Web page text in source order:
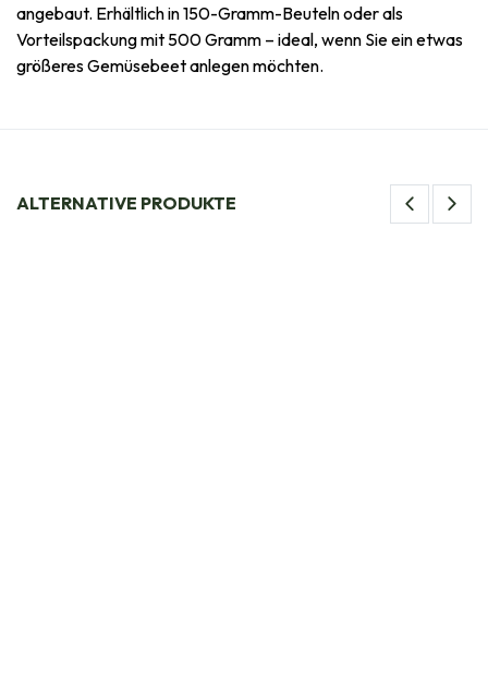
angebaut. Erhältlich in 150-Gramm-Beuteln oder als
Vorteilspackung mit 500 Gramm – ideal, wenn Sie ein etwas
größeres Gemüsebeet anlegen möchten.
ALTERNATIVE PRODUKTE